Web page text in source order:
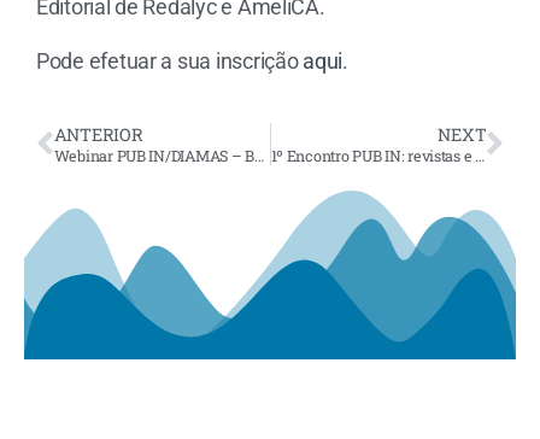
Editorial de Redalyc e AmeliCA.
Pode efetuar a sua inscriçãoaqui.
ANTERIOR
Webinar PUB IN/DIAMAS – Boas Práticas em Acesso Aberto Diamante
NEXT
1º Encontro PUB IN: revistas e comunicação científica para a ciência aberta